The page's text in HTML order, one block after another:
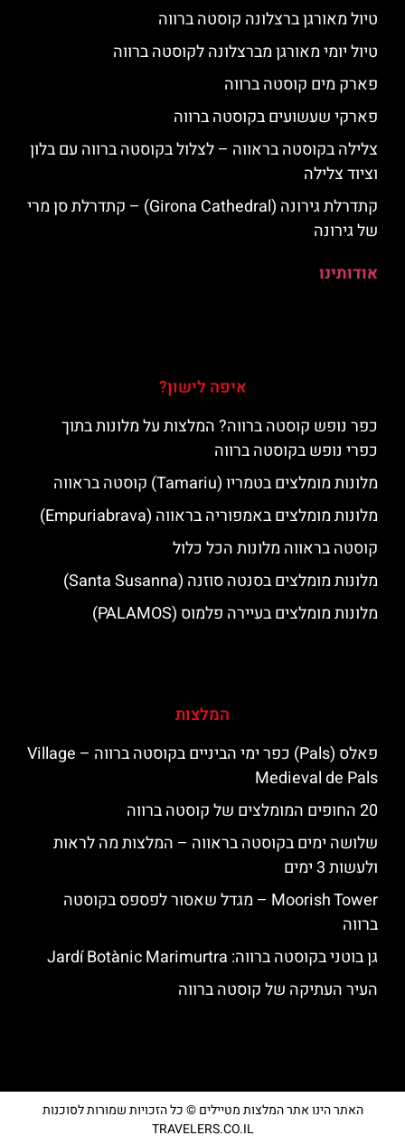
טיול מאורגן ברצלונה קוסטה ברווה
טיול יומי מאורגן מברצלונה לקוסטה ברווה
פארק מים קוסטה ברווה
פארקי שעשועים בקוסטה ברווה
צלילה בקוסטה בראווה – לצלול בקוסטה ברווה עם בלון
וציוד צלילה
קתדרלת גירונה (Girona Cathedral) – קתדרלת סן מרי
של גירונה
אודותינו
איפה לישון?
כפר נופש קוסטה ברווה? המלצות על מלונות בתוך
כפרי נופש בקוסטה ברווה
מלונות מומלצים בטמריו (Tamariu) קוסטה בראווה
מלונות מומלצים באמפוריה בראווה (Empuriabrava)
קוסטה בראווה מלונות הכל כלול
מלונות מומלצים בסנטה סוזנה (Santa Susanna)
מלונות מומלצים בעיירה פלמוס (PALAMOS)
המלצות
פאלס (Pals) כפר ימי הביניים בקוסטה ברווה – ‪‪Village
Medieval de Pals‬‬
20 החופים המומלצים של קוסטה ברווה
שלושה ימים בקוסטה בראווה – המלצות מה לראות
ולעשות 3 ימים
‪‪Moorish Tower‬‬ – מגדל שאסור לפספס בקוסטה
ברווה
גן בוטני בקוסטה ברווה: ‪‪Jardí Botànic Marimurtra‬‬
העיר העתיקה של קוסטה ברווה
האתר הינו אתר המלצות מטיילים © כל הזכויות שמורות לסוכנות
TRAVELERS.CO.IL